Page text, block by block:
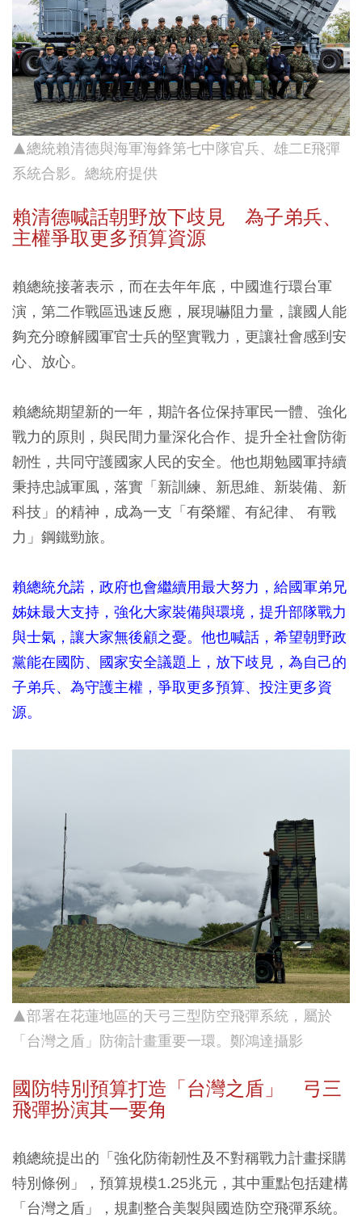
▲總統賴清德與海軍海鋒第七中隊官兵、雄二E飛彈
系統合影。總統府提供
賴清德喊話朝野放下歧見 為子弟兵、
主權爭取更多預算資源
賴總統接著表示，而在去年年底，中國進行環台軍
演，第二作戰區迅速反應，展現嚇阻力量，讓國人能
夠充分瞭解國軍官士兵的堅實戰力，更讓社會感到安
心、放心。
賴總統期望新的一年，期許各位保持軍民一體、強化
戰力的原則，與民間力量深化合作、提升全社會防衛
韌性，共同守護國家人民的安全。他也期勉國軍持續
秉持忠誠軍風，落實「新訓練、新思維、新裝備、新
科技」的精神，成為一支「有榮耀、有紀律、 有戰
力」鋼鐵勁旅。
賴總統允諾，政府也會繼續用最大努力，給國軍弟兄
姊妹最大支持，強化大家裝備與環境，提升部隊戰力
與士氣，讓大家無後顧之憂。他也喊話，希望朝野政
黨能在國防、國家安全議題上，放下歧見，為自己的
子弟兵、為守護主權，爭取更多預算、投注更多資
源。
▲部署在花蓮地區的天弓三型防空飛彈系統，屬於
「台灣之盾」防衛計畫重要一環。鄭鴻達攝影
國防特別預算打造「台灣之盾」 弓三
飛彈扮演其一要角
賴總統提出的「強化防衛韌性及不對稱戰力計畫採購
特別條例」，預算規模1.25兆元，其中重點包括建構
「台灣之盾」，規劃整合美製與國造防空飛彈系統。